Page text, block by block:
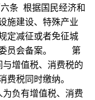
条 根据国民经济和
施建设、特殊产业
定减征或者免征城
委员会备案。 第
增值税、消费税的
税同时缴纳。
负有增值税、消费